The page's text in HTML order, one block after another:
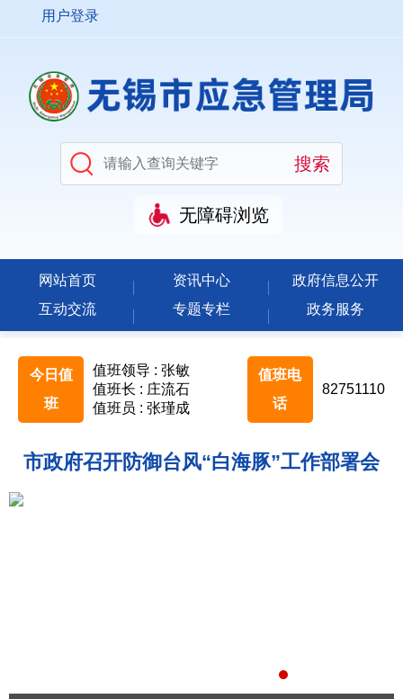
用户登录
无障碍浏览
网站首页 资讯中心
政府信息公开
互动交流
专题专栏 政务服务
今日值
班
值班领导 : 张敏
值班长 : 庄流石
值班员 : 张瑾成
值班电
话
82751110
市政府召开防御台风“白海豚”工作部署会